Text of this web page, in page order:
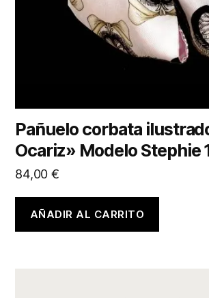
Pañuelo corbata
Ocariz» Modelo Stephie
84,00 €
AÑADIR AL CARRITO